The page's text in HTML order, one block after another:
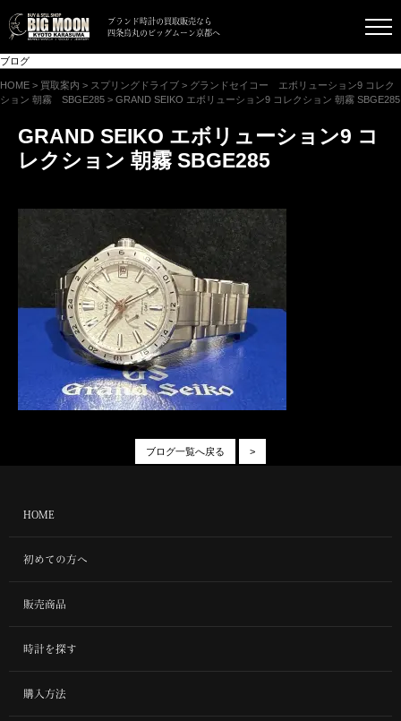
ブランド時計の買取販売なら
四条烏丸のビッグムーン京都へ
ブログ
HOME > 買取案内 > スプリングドライブ > グランドセイコー エボリューション9 コレク
ション 朝霧 SBGE285 > GRAND SEIKO エボリューション9 コレクション 朝霧 SBGE285
GRAND SEIKO エボリューション9 コ
レクション 朝霧 SBGE285
>
ブログ一覧へ戻る
HOME
初めての方へ
販売商品
時計を探す
購入方法